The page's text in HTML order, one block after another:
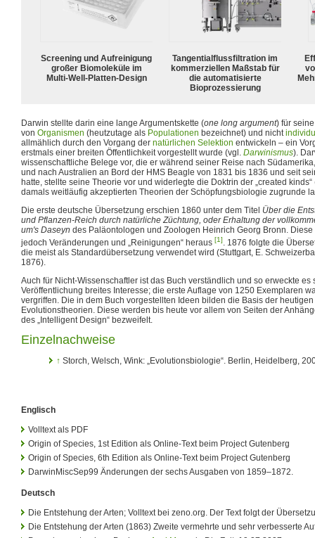
Screening und Aufreinigung
großer Biomoleküle im
Multi-Well-Platten-Design
Tangentialflussfiltration im
kommerziellen Maßstab für
die automatisierte
Bioprozessierung
Darwin stellte darin eine lange Argumentskette (one long argument) für
von Organismen (heutzutage als Populationen bezeichnet) und nicht
allmählich durch den Vorgang der natürlichen Selektion entwickeln – ein
erstmals einer breiten Öffentlichkeit vorgestellt wurde (vgl. Darwinismus).
wissenschaftliche Belege vor, die er während seiner Reise nach
und nach Australien an Bord der HMS Beagle von 1831 bis 1836 und seit
hatte, stellte seine Theorie vor und widerlegte die Doktrin der „created
damals weitläufig akzeptierten Theorien der Schöpfungsbiologie zugrunde
Die erste deutsche Übersetzung erschien 1860 unter dem Titel Über die
und Pflanzen-Reich durch natürliche Züchtung, oder Erhaltung der
um's Daseyn des Paläontologen und Zoologen Heinrich Georg Bronn.
jedoch Veränderungen und „Reinigungen“ heraus [1]. 1876 folgte die
die meist als Standardübersetzung verwendet wird (Stuttgart, E.
1876).
Auch für Nicht-Wissenschaftler ist das Buch verständlich und so erweckte es
Veröffentlichung breites Interesse; die erste Auflage von 1250 Exemplaren
vergriffen. Die in dem Buch vorgestellten Ideen bilden die Basis der
Evolutionstheorien. Diese werden bis heute vor allem von Seiten der
des „Intelligent Design“ bezweifelt.
Einzelnachweise
↑ Storch, Welsch, Wink: „Evolutionsbiologie“. Berlin, Heidelberg,
Englisch
Volltext als PDF
Origin of Species, 1st Edition als Online-Text beim Project Gutenberg
Origin of Species, 6th Edition als Online-Text beim Project Gutenberg
DarwinMiscSep99 Änderungen der sechs Ausgaben von 1859–1872.
Deutsch
Die Entstehung der Arten; Volltext bei zeno.org. Der Text folgt der
Die Entstehung der Arten (1863) Zweite vermehrte und sehr verbesserte